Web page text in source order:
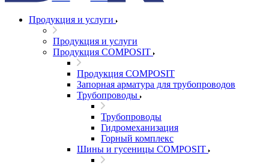
Продукция и услуги
Продукция и услуги
Продукция COMPOSIT
Продукция COMPOSIT
Запорная арматура для трубопроводов
Трубопроводы
Трубопроводы
Гидромеханизация
Горный комплекс
Шины и гусеницы COMPOSIT